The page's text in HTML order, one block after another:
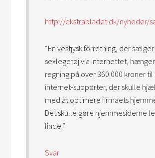
http://ekstrabladet.dk/nyheder/
“En vestjysk forretning, der sælger
sexlegetøj via Internettet,
regning på over 360.000 kroner til
internet-supporter, der skulle
med at optimere firmaets
Det skulle gøre hjemmesiderne
finde.”
Svar